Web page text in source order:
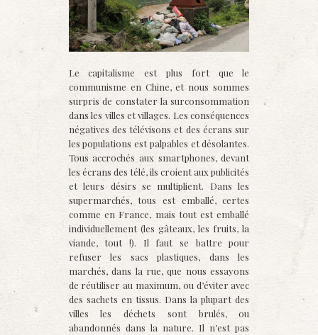
Le capitalisme est plus fort que le
communisme en Chine, et nous sommes
surpris de constater la surconsommation
dans les villes et villages. Les conséquences
négatives des télévisons et des écrans sur
les populations est palpables et désolantes.
Tous accrochés aux smartphones, devant
les écrans des télé, ils croient aux publicités
et leurs désirs se multiplient. Dans les
supermarchés, tous est emballé, certes
comme en France, mais tout est emballé
individuellement (les gâteaux, les fruits, la
viande, tout !). Il faut se battre pour
refuser les sacs plastiques, dans les
marchés, dans la rue, que nous essayons
de réutiliser au maximum, ou d’éviter avec
des sachets en tissus. Dans la plupart des
villes les déchets sont brulés, ou
abandonnés dans la nature. Il n’est pas